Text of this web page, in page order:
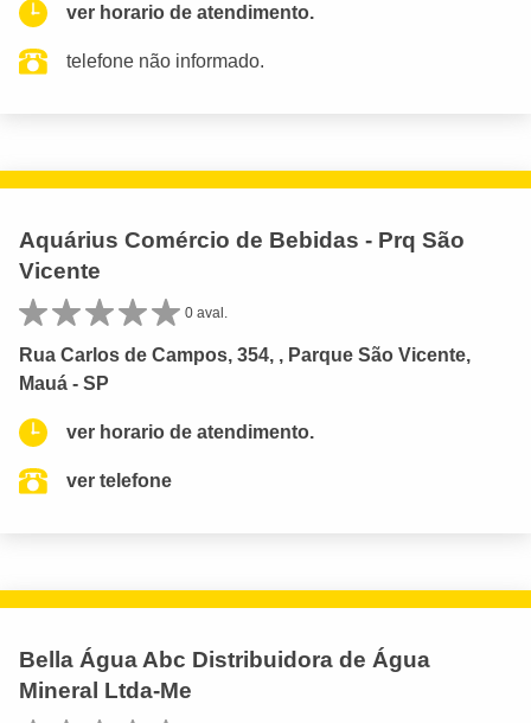
ver horario de atendimento.
telefone não informado.
Aquárius Comércio de Bebidas - Prq São
Vicente
0 aval.
Rua Carlos de Campos, 354, , Parque São Vicente,
Mauá - SP
ver horario de atendimento.
ver telefone
Bella Água Abc Distribuidora de Água
Mineral Ltda-Me